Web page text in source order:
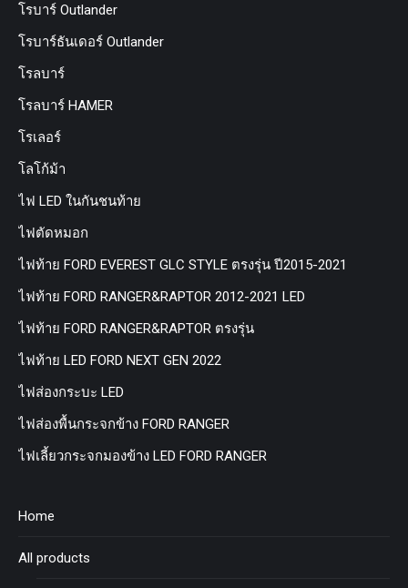
โรบาร์ Outlander
โรบาร์ธันเดอร์ Outlander
โรลบาร์
โรลบาร์ HAMER
โรเลอร์
โลโก้ม้า
ไฟ LED ในกันชนท้าย
ไฟตัดหมอก
ไฟท้าย FORD EVEREST GLC STYLE ตรงรุ่น ปี2015-2021
ไฟท้าย FORD RANGER&RAPTOR 2012-2021 LED
ไฟท้าย FORD RANGER&RAPTOR ตรงรุ่น
ไฟท้าย LED FORD NEXT GEN 2022
ไฟส่องกระบะ LED
ไฟส่องพื้นกระจกข้าง FORD RANGER
ไฟเลี้ยวกระจกมองข้าง LED FORD RANGER
Home
All products